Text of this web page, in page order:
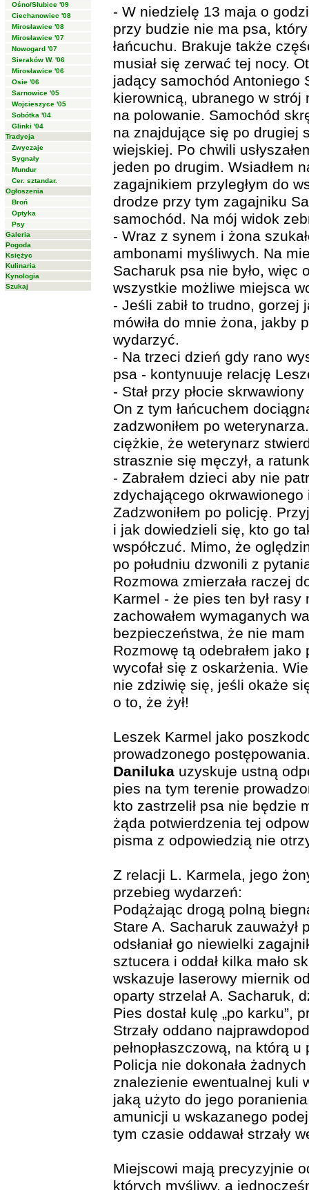
Ośno/Słubice '09
Ciechanowiec '08
Mirosławice '08
Mirosławice '07
Nowogard '07
Sieraków W. '06
Mirosławice '06
Osie '06
Sarnowice '05
Wojcieszyce '05
Sobótka '04
Glinki '04
Tradycja
Zwyczaje
Sygnały
Mundur
Cer. sztandar.
Ogłoszenia
Broń
Optyka
Psy
Galeria
Pogoda
Księżyc
Kulinaria
Kynologia
Szukaj
- W niedzielę 13 maja o
przy budzie nie ma psa,
łańcuchu. Brakuje także
musiał się zerwać tej nocy.
jadący samochód Antoniego
kierownicą, ubranego w
na polowanie. Samochód
na znajdujące się po drugiej
wiejskiej. Po chwili
jeden po drugim. Wsiadłem
zagajnikiem przyległym do
drodze przy tym zagajniku
samochód. Na mój widok
- Wraz z synem i żona
ambonami myśliwych. Na
Sacharuk psa nie było,
wszystkie możliwe miejsca
- Jeśli zabił to trudno, gorzej
mówiła do mnie żona, jakby
wydarzyć.
- Na trzeci dzień gdy rano
psa - kontynuuje relację
- Stał przy płocie
On z tym łańcuchem
zadzwoniłem po
ciężkie, że weterynarz
strasznie się męczył, a
- Zabrałem dzieci aby nie
zdychającego
Zadzwoniłem po policję.
i jak dowiedzieli się, kto go
współczuć. Mimo, że
po południu dzwonili z
Rozmowa zmierzała raczej
Karmel - że pies ten był
zachowałem wymaganych
bezpieczeństwa, że nie
Rozmowę tą odebrałem
wycofał się z oskarżenia.
nie zdziwię się, jeśli okaże
o to, że żył!
Leszek Karmel jako
prowadzonego
Daniluka uzyskuje ustną
pies na tym terenie
kto zastrzelił psa nie będzie
żąda potwierdzenia tej
pisma z odpowiedzią nie
Z relacji L. Karmela, jego
przebieg wydarzeń:
Podążając drogą polną
Stare A. Sacharuk zauważył
odsłaniał go niewielki
sztucera i oddał kilka mało
wskazuje laserowy miernik
oparty strzelał A. Sacharuk,
Pies dostał kulę „po karku”,
Strzały oddano
pełnopłaszczową, na którą
Policja nie dokonała
znalezienie ewentualnej kuli
jaką użyto do jego
amunicji u wskazanego
tym czasie oddawał strzały
Miejscowi mają precyzyjnie
których myśliwy, a